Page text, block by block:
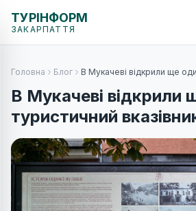
ТУРІНФОРМ
ЗАКАРПАТТЯ
Головна Блог В Мукачеві відкрили ще
В Мукачеві відкрили
туристичний